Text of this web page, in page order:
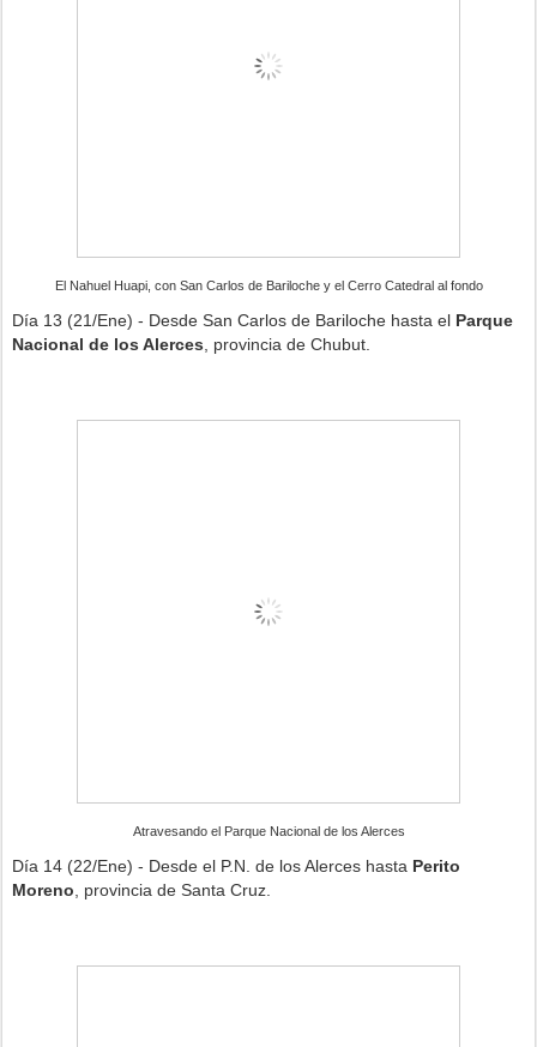
El Nahuel Huapi, con San Carlos de Bariloche y el Cerro Catedral al fondo
Día 13 (21/Ene) - Desde San Carlos de Bariloche hasta el Parque
Nacional de los Alerces , provincia de Chubut.
Atravesando el Parque Nacional de los Alerces
Día 14 (22/Ene) - Desde el P.N. de los Alerces hasta Perito
Moreno , provincia de Santa Cruz.